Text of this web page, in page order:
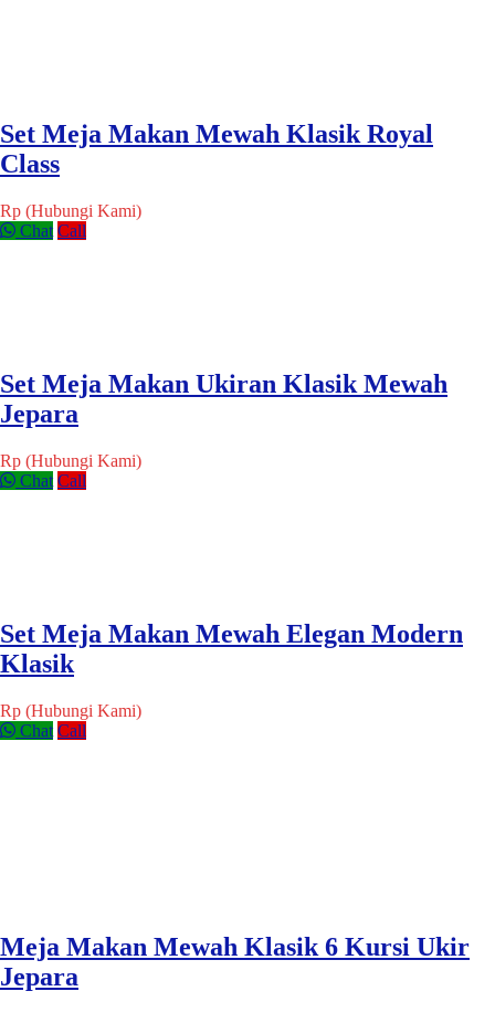
Set Meja Makan Mewah Klasik Royal
Class
Rp (Hubungi Kami)
Chat Call
Set Meja Makan Ukiran Klasik Mewah
Jepara
Rp (Hubungi Kami)
Chat Call
Set Meja Makan Mewah Elegan Modern
Klasik
Rp (Hubungi Kami)
Chat Call
Meja Makan Mewah Klasik 6 Kursi Ukir
Jepara